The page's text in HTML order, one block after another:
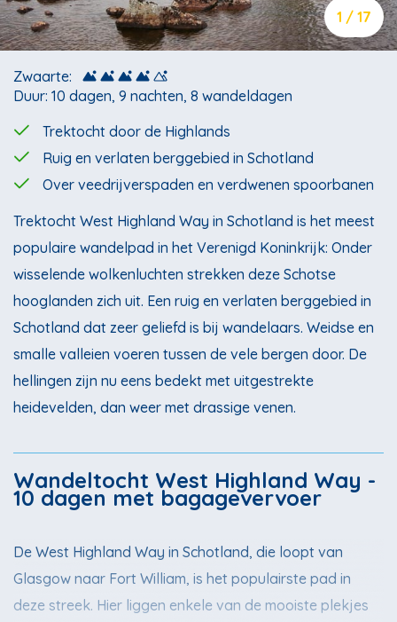
1 / 17
Zwaarte:
Duur: 10 dagen, 9 nachten, 8 wandeldagen
Trektocht door de Highlands
Ruig en verlaten berggebied in Schotland
Over veedrijverspaden en verdwenen spoorbanen
Trektocht West Highland Way in Schotland is het meest
populaire wandelpad in het Verenigd Koninkrijk: Onder
wisselende wolkenluchten strekken deze Schotse
hooglanden zich uit. Een ruig en verlaten berggebied in
Schotland dat zeer geliefd is bij wandelaars. Weidse en
smalle valleien voeren tussen de vele bergen door. De
hellingen zijn nu eens bedekt met uitgestrekte
heidevelden, dan weer met drassige venen.
Wandeltocht West Highland Way -
10 dagen met bagagevervoer
De West Highland Way in Schotland, die loopt van
Glasgow naar Fort William, is het populairste pad in
deze streek. Hier liggen enkele van de mooiste plekjes